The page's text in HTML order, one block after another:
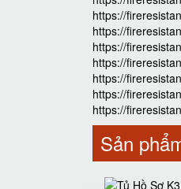
https://
https://
https://
https://
https://
https://
https://
Sản